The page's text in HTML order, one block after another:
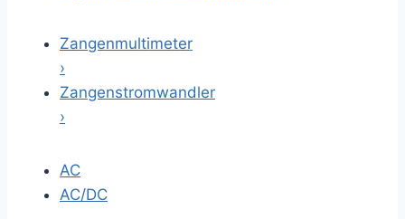
Zangenmultimeter
›
Zangenstromwandler
›
AC
AC/DC